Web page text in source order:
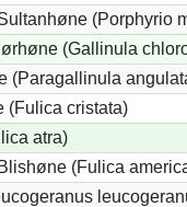
(Porphyrio
(Gallinula
(Paragallinula
(Fulica cristata)
atra)
(Fulica